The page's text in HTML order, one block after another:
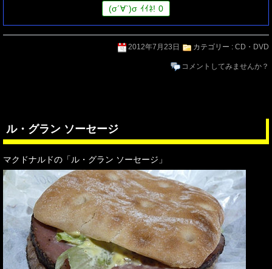
(σ´∀`)σ ｲｲﾈ! 0
2012年7月23日 カテゴリー : CD・DVD
コメントしてみませんか？
ル・グラン ソーセージ
マクドナルドの「ル・グラン ソーセージ」